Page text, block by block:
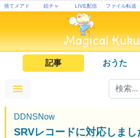
捨てメアド 絵チャ LIVE配信 ファイル転送
記事 おうた
DDNSNow
SRVレコードに対応しまし